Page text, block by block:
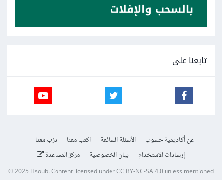
تابعنا على
عن أكاديمية حسوب الأسئلة الشائعة اكتب معنا
درّب معنا
إرشادات الاستخدام
بيان الخصوصية مركز المساعدة
© 2025Hsoub.Content licensed underCC BY-NC-SA 4.0unless mentioned